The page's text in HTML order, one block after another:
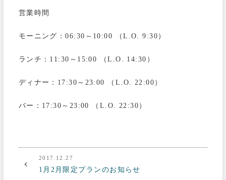
営業時間
モーニング：06:30～10:00 （L.O. 9:30）
ランチ：11:30～15:00 （L.O. 14:30）
ディナー：17:30～23:00 （L.O. 22:00）
バー：17:30～23:00 （L.O. 22:30）
2017.12.27
1月2月限定プランのお知らせ